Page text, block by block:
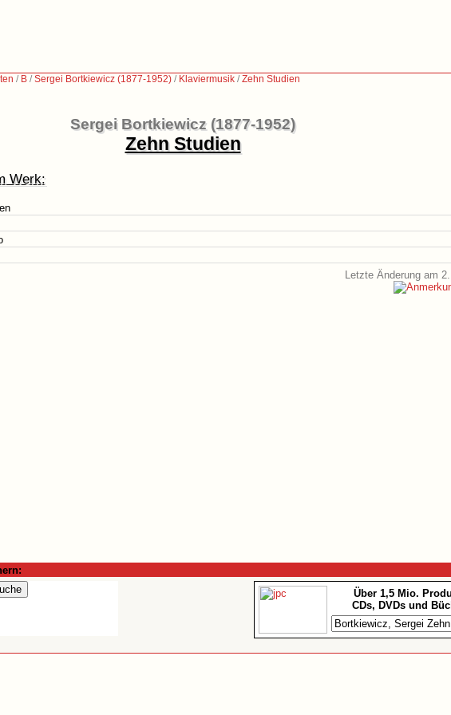
/ B /Sergei Bortkiewicz (1877-1952) / Klaviermusik /Zehn Studien
Sergei Bortkiewicz (1877-1952)
Zehn Studien
Werk:
Letzte Änderung am
Über 1,5 Mio.
CDs, DVDs und